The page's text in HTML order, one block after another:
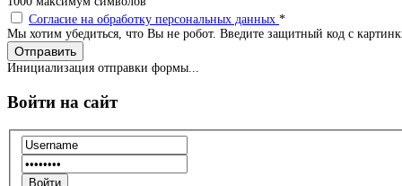
Согласие на обработку персональных данных *
Мы хотим убедиться, что Вы не робот. Введите защитный код с
Отправить
Инициализация отправки формы...
Войти на сайт
Войти